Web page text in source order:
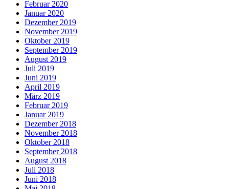
Februar 2020
Januar 2020
Dezember 2019
November 2019
Oktober 2019
September 2019
August 2019
Juli 2019
Juni 2019
April 2019
März 2019
Februar 2019
Januar 2019
Dezember 2018
November 2018
Oktober 2018
September 2018
August 2018
Juli 2018
Juni 2018